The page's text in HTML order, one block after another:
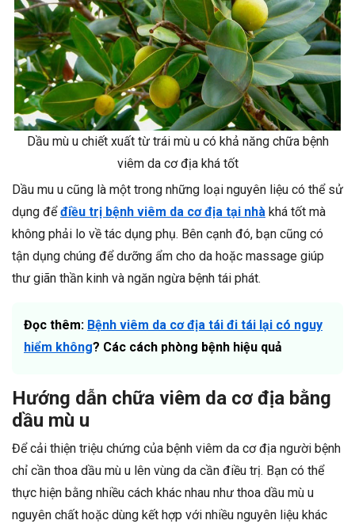
Dầu mù u chiết xuất từ trái mù u có khả năng chữa bệnh
viêm da cơ địa khá tốt
Dầu mu u cũng là một trong những loại nguyên liệu có thể sử
dụng đểđiều trị bệnh viêm da cơ địa tại nhà khá tốt mà
không phải lo về tác dụng phụ. Bên cạnh đó, bạn cũng có
tận dụng chúng để dưỡng ẩm cho da hoặc massage giúp
thư giãn thần kinh và ngăn ngừa bệnh tái phát.
Đọc thêm: Bệnh viêm da cơ địa tái đi tái lại có nguy
hiểm không? Các cách phòng bệnh hiệu quả
Hướng dẫn chữa viêm da cơ địa bằng
dầu mù u
Để cải thiện triệu chứng của bệnh viêm da cơ địa người bệnh
chỉ cần thoa dầu mù u lên vùng da cần điều trị. Bạn có thể
thực hiện bằng nhiều cách khác nhau như thoa dầu mù u
nguyên chất hoặc dùng kết hợp với nhiều nguyên liệu khác